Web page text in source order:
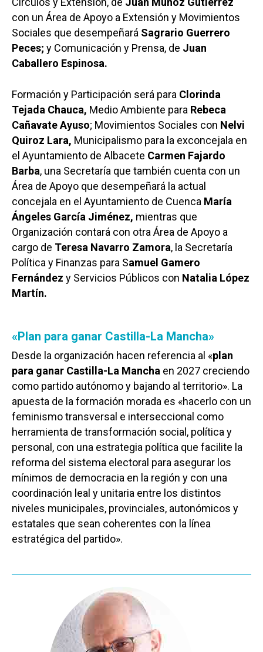
con un Área de Apoyo a Extensión y Movimientos
Sociales que desempeñará Sagrario Guerrero
Peces; y Comunicación y Prensa, de Juan
Caballero Espinosa.
Formación y Participación será para Clorinda
Tejada Chauca, Medio Ambiente para Rebeca
Cañavate Ayuso; Movimientos Sociales con Nelvi
Quiroz Lara, Municipalismo para la exconcejala en
el Ayuntamiento de Albacete Carmen Fajardo
Barba, una Secretaría que también cuenta con un
Área de Apoyo que desempeñará la actual
concejala en el Ayuntamiento de Cuenca María
Ángeles García Jiménez, mientras que
Organización contará con otra Área de Apoyo a
cargo de Teresa Navarro Zamora, la Secretaría
Política y Finanzas para Samuel Gamero
Fernández y Servicios Públicos con Natalia López
Martín.
«Plan para ganar Castilla-La Mancha»
Desde la organización hacen referencia al «plan
para ganar Castilla-La Mancha en 2027 creciendo
como partido autónomo y bajando al territorio». La
apuesta de la formación morada es «hacerlo con un
feminismo transversal e interseccional como
herramienta de transformación social, política y
personal, con una estrategia política que facilite la
reforma del sistema electoral para asegurar los
mínimos de democracia en la región y con una
coordinación leal y unitaria entre los distintos
niveles municipales, provinciales, autonómicos y
estatales que sean coherentes con la línea
estratégica del partido».